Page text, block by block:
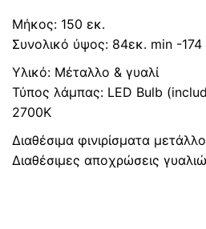
Μήκος: 150 εκ.
Συνολικό ύψος: 84εκ. min -174
Υλικό: Μέταλλο & γυαλί
Τύπος λάμπας: LED Bulb
2700K
Διαθέσιμα φινιρίσματα
Διαθέσιμες αποχρώσεις